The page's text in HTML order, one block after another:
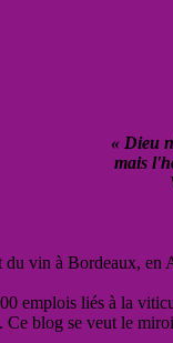
« Dieu
mais
vin à Bordeaux, en
emplois liés à la
blog se veut le